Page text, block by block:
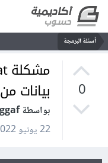
أسئلة البرمجة
0
بيانات من API في Flutter
بواسطة Amani Alsaggaf
22 يونيو 2022